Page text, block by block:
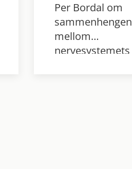
Per Bordal om
sammenhengen
mellom
nervesystemets